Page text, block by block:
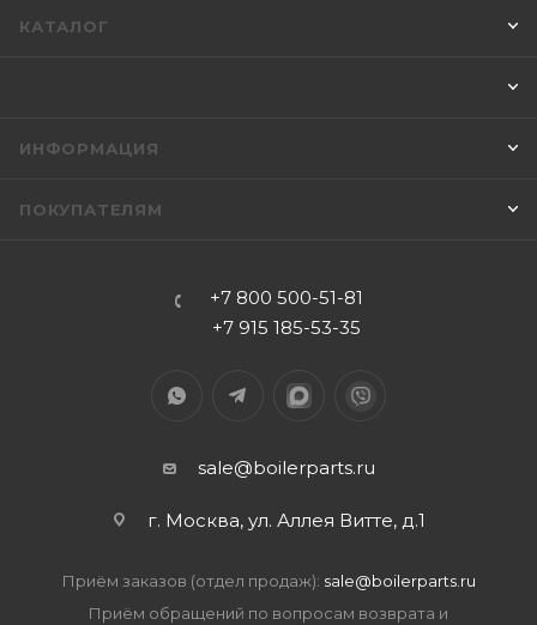
КАТАЛОГ
ИНФОРМАЦИЯ
ПОКУПАТЕЛЯМ
+7 800 500-51-81
+7 915 185-53-35
sale@boilerparts.ru
г. Москва, ул. Аллея Витте, д.1
Приём заказов (отдел продаж): sale@boilerparts.ru
Приём обращений по вопросам возврата и